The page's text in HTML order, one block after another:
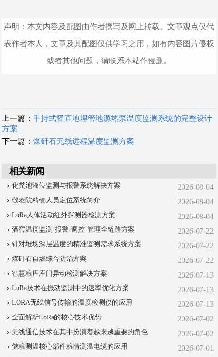
声明：本文内容及配图由作者撰写及网上转载。文章观点仅代
表作者本人，文章及其配图仅供学习之用，如有内容图片侵权
或者其他问题，请联系本站作侵删。
上一篇：手持式竖直地埋管地源热泵温度监测系统‌的完整设计
方案
下一篇：煤矸石无线远程温度监测方案
相关新闻
2026-08-04
化粪池液位监测与报警系统解决方案
2026-08-04
敬老院精确人员定位系统简介
2026-08-04
LoRa人体活动红外探测器检测方案
2026-07-22
酒窖温度监测-报警-调控-管理‌全链路方案
2026-07-22
针对堆垛深层温度的精准监测需求系统方案
2026-07-22
煤矸石自燃综合防治方案
2026-07-13
智慧粮库库门异动检测解决方案
2026-07-13
LoRa技术在振动监测中的速率优化方案
2026-07-13
LORA无线信号传输的温度检测仪的应用
2026-07-02
全面解析LoRa的核心技术优势
2026-07-02
无线通信技术在其中扮演着越来越重要的角色
2026-07-01
储粮测温核心部件粮情测温电缆的应用